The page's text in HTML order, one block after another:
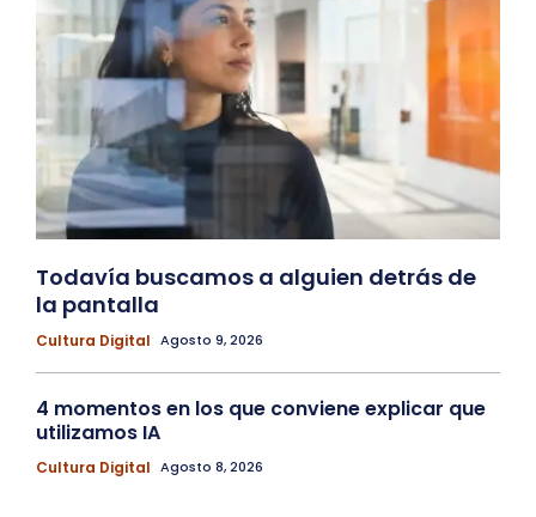
Todavía buscamos a alguien detrás de
la pantalla
Cultura Digital Agosto 9, 2026
4 momentos en los que conviene explicar que
utilizamos IA
Cultura Digital Agosto 8, 2026